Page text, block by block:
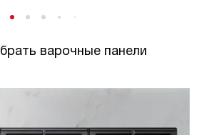
варочные панели